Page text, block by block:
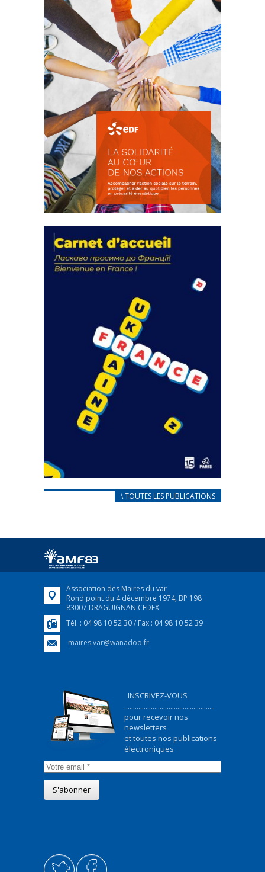
FEUILLETER
actions
18 septembre 2023
FEUILLETER
CARNET D’ACCUEIL
Afin d’accompagner au mieux les réfugiés
FEUILLETER
\ TOUTES LES PUBLICATIONS
Association des Maires du var
Rond point du 4 décembre 1974, BP 198
83007 DRAGUIGNAN CEDEX
Tél. : 04 98 10 52 30 / Fax : 04 98 10 52 39
maires.var@wanadoo.fr
INSCRIVEZ-VOUS
...................................................
pour recevoir nos
newsletters
et toutes nos publications
électroniques